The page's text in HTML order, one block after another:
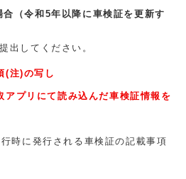
（令和5年以降に車検証を更新す
出してください。
(注)の写し
アプリにて読み込んだ車検証情報を
時に発行される車検証の記載事項